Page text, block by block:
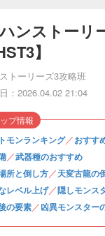
ハンストー
】
トーリーズ3攻略班
：2026.04.02 21:04
モンランキング／おすす
／武器種のおすすめ
所と倒し方／天変古龍の
レベル上げ／隠しモンス
の要素／凶異モンスター
プ情報